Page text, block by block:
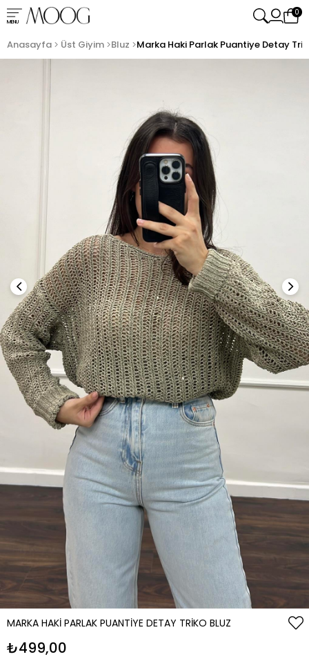
MENU
0
Anasayfa Üst Giyim Bluz Marka Haki Parlak Puantiye Detay
MARKA HAKI PARLAK PUANTIYE DETAY TRIKO BLUZ
₺499,00